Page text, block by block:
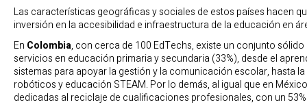
Las características geográficas y sociales de estos países hacen
inversión en la accesibilidad e infraestructura de la educación en
En Colombia, con cerca de 100 EdTechs, existe un conjunto
servicios en educación primaria y secundaria (33%), desde el
sistemas para apoyar la gestión y la comunicación escolar, hasta
robóticos y educación STEAM. Por lo demás, al igual que en
dedicadas al reciclaje de cualificaciones profesionales, con un